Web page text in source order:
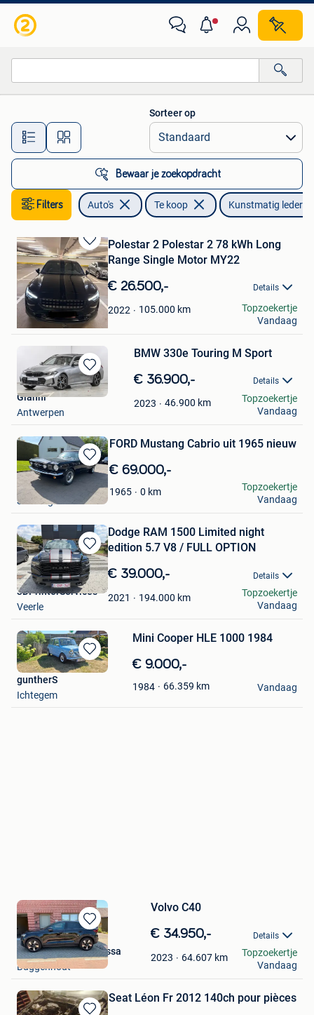
Alle afstanden…
Sorteer op
Bewaar je zoekopdracht
Filters Auto's Te koop Kunstmatig leder
Bewaren
in
Mijn
Favorieten
Polestar 2 Polestar 2 78 kWh Long
Range Single Motor MY22
€ 26.500,- Details
2022 105.000 km
Loïk Eyers
Brussel
Topzoekertje
Vandaag
Bewaren
in
BMW 330e Touring M Sport
€ 36.900,- Details
2023 46.900 km
Gianni
Antwerpen
Topzoekertje
Vandaag
Bewaren
in
Mijn
Favorieten
FORD Mustang Cabrio uit 1965 nieuw
€ 69.000,-
1965 0 km
YVES NOEL
Soumagne
Topzoekertje
Vandaag
Bewaren
in
Mijn
Favorieten
Dodge RAM 1500 Limited night
edition 5.7 V8 / FULL OPTION
€ 39.000,- Details
2021 194.000 km
3DPrinterServices
Veerle
Topzoekertje
Vandaag
Bewaren
in
Mini Cooper HLE 1000 1984
€ 9.000,-
1984 66.359 km
guntherS
Ichtegem
Vandaag
Bewaren
in
Mijn
Favorieten
Volvo C40
€ 34.950,- Details
2023 64.607 km
Van den Bergh vanessa
Buggenhout
Topzoekertje
Vandaag
Seat Léon Fr 2012 140ch pour pièces